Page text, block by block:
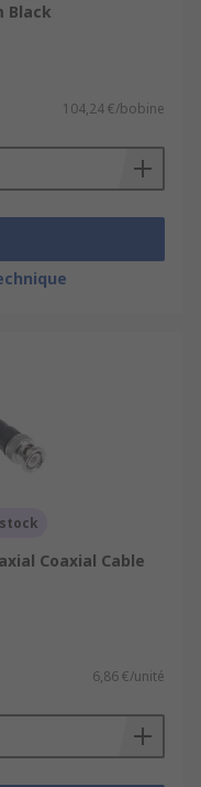
Black
104,24 €/bobine
Coaxial Cable
6,86 €/unité